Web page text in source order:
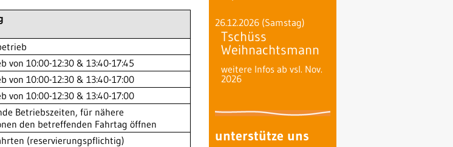
von 10:00-12:30 & 13:40-17:45
von 10:00-12:30 & 13:40-17:00
von 10:00-12:30 & 13:40-17:00
Betriebszeiten, für nähere
den betreffenden Fahrtag öffnen
(reservierungspflichtig)
26.12.2026 (Samstag)
Tschüss
Weihnachtsmann
weitere Infos ab vsl. Nov.
2026
unterstütze uns